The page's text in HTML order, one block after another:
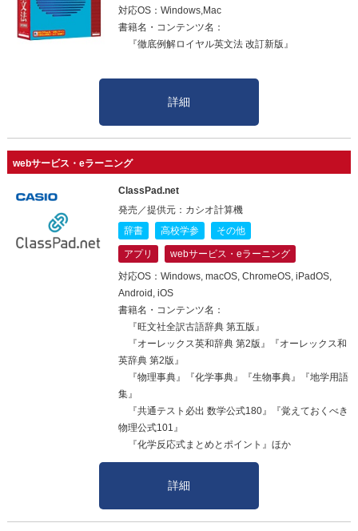
対応OS：Windows,Mac
書籍名・コンテンツ名：
『徹底例解ロイヤル英文法 改訂新版』
詳細
webサービス・eラーニング
ClassPad.net
発売／提供元：カシオ計算機
辞書
高校学参 その他
アプリ
webサービス・eラーニング
対応OS：Windows, macOS, ChromeOS, iPadOS,
Android, iOS
書籍名・コンテンツ名：
『旺文社全訳古語辞典 第五版』
『オーレックス英和辞典 第2版』『オーレックス和
英辞典 第2版』
『物理事典』『化学事典』『生物事典』『地学用語
集』
『共通テスト必出 数学公式180』『覚えておくべき
物理公式101』
『化学反応式まとめとポイント』ほか
詳細